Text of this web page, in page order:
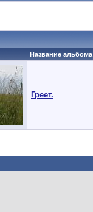
Название альбома
Греет.